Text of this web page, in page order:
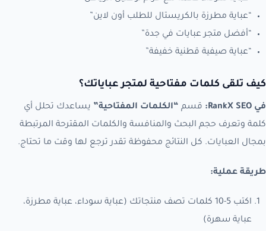
“عباية مطرزة بالكريستال للطلب أون لاين”
“أفضل متجر عبايات في جدة”
“عباية صيفية قطنية خفيفة”
كيف تلقى كلمات مفتاحية لمتجر عباياتك؟
في RankX SEO: قسم “الكلمات المفتاحية” يساعدك تحلل أي
كلمة وتعرف حجم البحث والمنافسة والكلمات المقترحة المرتبطة
بمجال العبايات. كل النتائج محفوظة تقدر ترجع لها وقت ما تحتاج.
طريقة عملية:
اكتب 5-10 كلمات تصف منتجاتك (عباية سوداء، عباية مطرزة،
عباية سهرة)